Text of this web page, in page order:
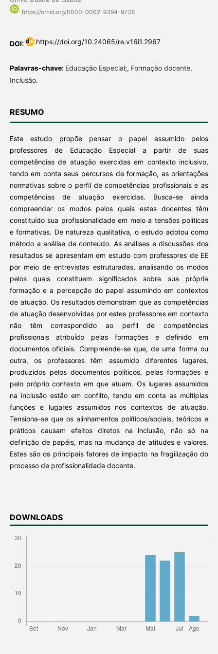
https://orcid.org/0000-0002-9394-9738
DOI: https://doi.org/10.24065/re.v16i1.2967
Palavras-chave: Educação Especial;, Formação docente,
Inclusão.
RESUMO
Este estudo propõe pensar o papel assumido pelos
professores de Educação Especial a partir de suas
competências de atuação exercidas em contexto inclusivo,
tendo em conta seus percursos de formação, as orientações
normativas sobre o perfil de competências profissionais e as
competências de atuação exercidas. Busca-se ainda
compreender os modos pelos quais estes docentes têm
constituído sua profissionalidade em meio a tensões políticas
e formativas. De natureza qualitativa, o estudo adotou como
método a análise de conteúdo. As análises e discussões dos
resultados se apresentam em estudo com professores de EE
por meio de entrevistas estruturadas, analisando os modos
pelos quais constituem significados sobre sua própria
formação e a percepção do papel assumindo em contextos
de atuação. Os resultados demonstram que as competências
de atuação desenvolvidas por estes professores em contexto
não têm correspondido ao perfil de competências
profissionais atribuído pelas formações e definido em
documentos oficiais. Compreende-se que, de uma forma ou
outra, os professores têm assumido diferentes lugares,
produzidos pelos documentos políticos, pelas formações e
pelo próprio contexto em que atuam. Os lugares assumidos
na inclusão estão em conflito, tendo em conta as múltiplas
funções e lugares assumidos nos contextos de atuação.
Tensiona-se que os alinhamentos políticos/sociais, teóricos e
práticos causam efeitos diretos na inclusão, não só na
definição de papéis, mas na mudança de atitudes e valores.
Estes são os principais fatores de impacto na fragilização do
processo de profissionalidade docente.
DOWNLOADS